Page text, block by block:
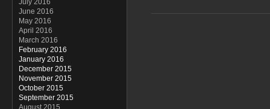
July 2016
June 2016
May 2016
April 2016
March 2016
February 2016
January 2016
December 2015
November 2015
October 2015
September 2015
August 2015